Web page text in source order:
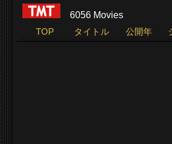
6056 Movies
TOP
タイトル 公開年